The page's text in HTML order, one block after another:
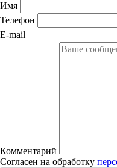
Имя
Телефон
E-mail
Комментарий
Согласен на обработку